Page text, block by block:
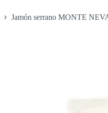
Jamón serrano MONTE